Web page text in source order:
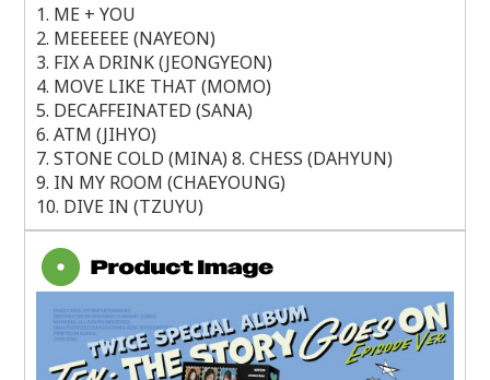
1. ME + YOU
2. MEEEEEE (NAYEON)
3. FIX A DRINK (JEONGYEON)
4. MOVE LIKE THAT (MOMO)
5. DECAFFEINATED (SANA)
6. ATM (JIHYO)
7. STONE COLD (MINA) 8. CHESS (DAHYUN)
9. IN MY ROOM (CHAEYOUNG)
10. DIVE IN (TZUYU)